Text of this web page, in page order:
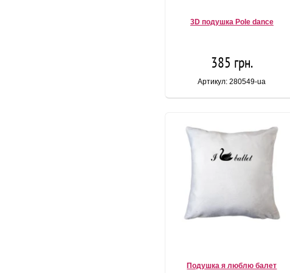
3D подушка Pole dance
385 грн.
Артикул: 280549-ua
Подушка я люблю балет